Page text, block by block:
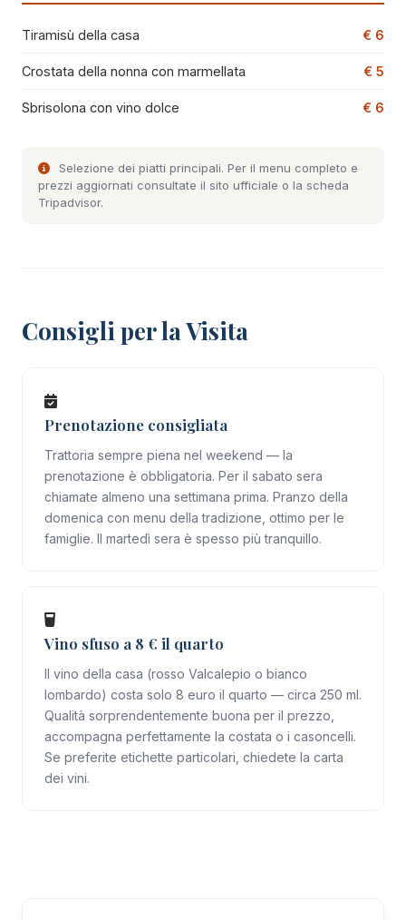
Tiramisù della casa € 6
Crostata della nonna con marmellata € 5
Sbrisolona con vino dolce € 6
Selezione dei piatti principali. Per il menu completo e
prezzi aggiornati consultate il sito ufficiale o la scheda
Tripadvisor.
Consigli per la Visita
Prenotazione consigliata
Trattoria sempre piena nel weekend — la
prenotazione è obbligatoria. Per il sabato sera
chiamate almeno una settimana prima. Pranzo della
domenica con menu della tradizione, ottimo per le
famiglie. Il martedì sera è spesso più tranquillo.
Vino sfuso a 8 € il quarto
Il vino della casa (rosso Valcalepio o bianco
lombardo) costa solo 8 euro il quarto — circa 250 ml.
Qualità sorprendentemente buona per il prezzo,
accompagna perfettamente la costata o i casoncelli.
Se preferite etichette particolari, chiedete la carta
dei vini.